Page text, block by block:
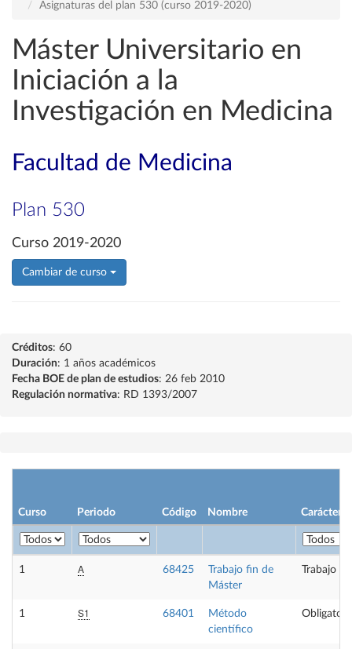
Asignaturas del plan 530 (curso 2019-2020)
Máster Universitario en
Iniciación a la
Investigación en Medicina
Facultad de Medicina
Plan 530
Curso 2019-2020
Cambiar de curso
Créditos: 60
Duración: 1 años académicos
Fecha BOE de plan de estudios: 26 feb 2010
Regulación normativa: RD 1393/2007
Curso Periodo Código Nombre Carácter
1 A 68425
Trabajo fin de
Máster
Trabajo
1 S1 68401
Método
científico